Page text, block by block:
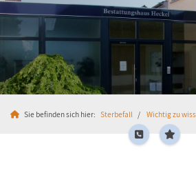
Sie befinden sich hier: Sterbefall Wichtig zu